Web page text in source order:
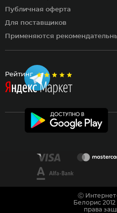
Рейтинг
Публичная оферта
Для поставщиков
Применяются
Ⓒ
Белорис
права